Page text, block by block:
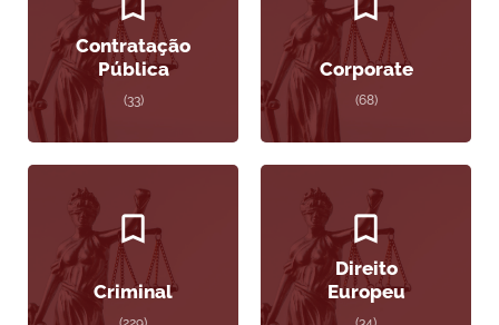
Contratação
Pública
(33)
Corporate
(68)
Criminal
Direito
Europeu